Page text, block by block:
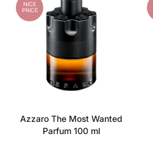
NICE
PRICE
Azzaro The Most Wanted
Parfum 100 ml